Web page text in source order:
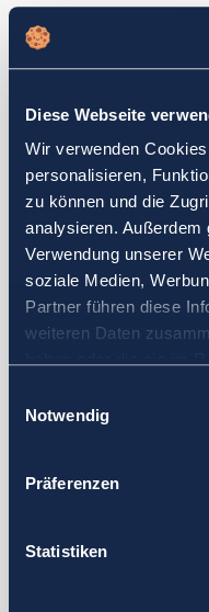
Diese Webseite
Wir verwenden
personalisieren,
zu können und die
analysieren. Außerdem
Verwendung unserer
soziale Medien,
Partner führen diese
weiteren Daten
Notwendig
Präferenzen
Statistiken